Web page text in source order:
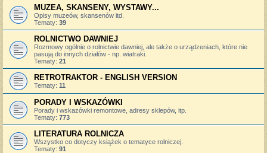
MUZEA, SKANSENY, WYSTAWY...
Opisy muzeów, skansenów itd.
Tematy: 39
ROLNICTWO DAWNIEJ
Rozmowy ogólnie o rolnictwie dawniej, ale także o urządzeniach, które nie
pasują do innych działów - np. wiatraki.
Tematy: 21
RETROTRAKTOR - ENGLISH VERSION
Tematy: 11
PORADY I WSKAZÓWKI
Porady i wskazówki remontowe, adresy sklepów, itp.
Tematy: 773
LITERATURA ROLNICZA
Wszystko co dotyczy książek o tematyce rolniczej.
Tematy: 91